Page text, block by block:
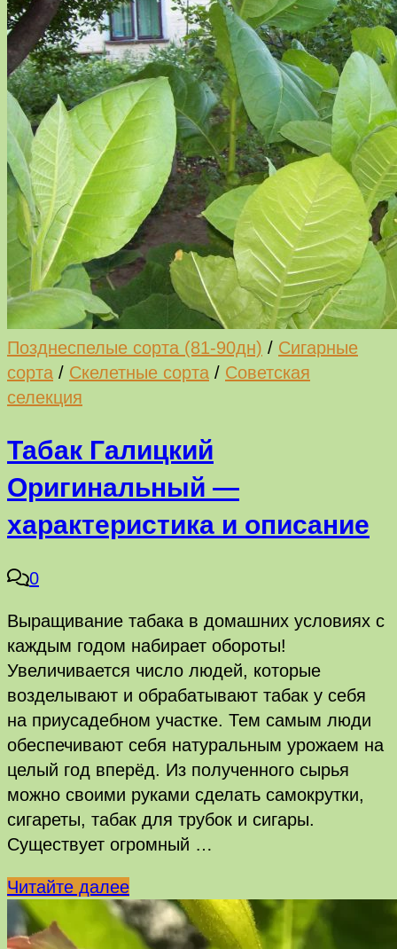
Позднеспелые сорта (81-90дн) / Сигарные
сорта / Скелетные сорта / Советская
селекция
Табак Галицкий
Оригинальный —
характеристика и описание
0
Выращивание табака в домашних условиях с
каждым годом набирает обороты!
Увеличивается число людей, которые
возделывают и обрабатывают табак у себя
на приусадебном участке. Тем самым люди
обеспечивают себя натуральным урожаем на
целый год вперёд. Из полученного сырья
можно своими руками сделать самокрутки,
сигареты, табак для трубок и сигары.
Существует огромный …
Табак
Галицкий
Оригинальный
Читайте далее